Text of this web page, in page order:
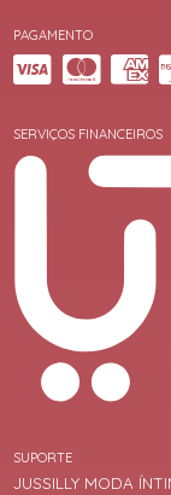
PAGAMENTO
SERVIÇOS FINANCEIROS
SUPORTE
JUSSILLY MODA